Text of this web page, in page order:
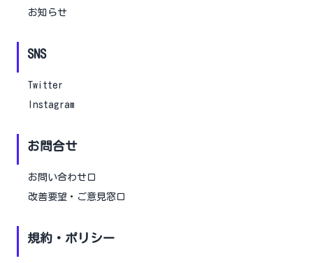
お知らせ
SNS
Twitter
Instagram
お問合せ
お問い合わせ口
改善要望・ご意見窓口
規約・ポリシー